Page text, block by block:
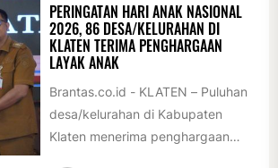
PERINGATAN HARI ANAK NASIONAL
2026, 86 DESA/KELURAHAN DI
KLATEN TERIMA PENGHARGAAN
LAYAK ANAK
Brantas.co.id - KLATEN – Puluhan
desa/kelurahan di Kabupaten
Klaten menerima penghargaan